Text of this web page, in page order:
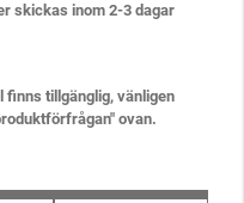
skickas inom 2-3 dagar
finns tillgänglig, vänligen
ovan.